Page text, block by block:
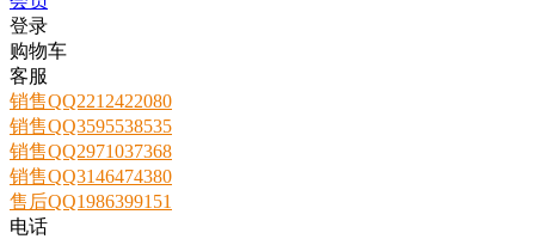
登录
购物车
客服
销售QQ2212422080
销售QQ3595538535
销售QQ2971037368
销售QQ3146474380
售后QQ1986399151
电话